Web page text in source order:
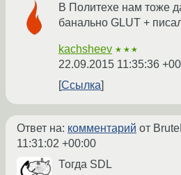
В Политехе нам тоже
банально GLUT +
kachsheev ★★★
22.09.2015 11:35:36
Ссылка
Ответ на: комментарий от
11:31:02 +00:00
Тогда SDL